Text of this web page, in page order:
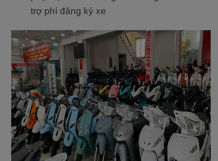
trợ phí đăng ký xe